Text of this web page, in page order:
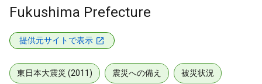
Fukushima Prefecture
提供元サイトで表示
東日本大震災 (2011) 震災への備え 被災状況